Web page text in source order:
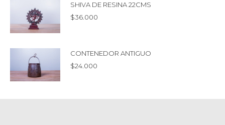
SHIVA DE RESINA 22CMS
$36.000
CONTENEDOR ANTIGUO
$24.000